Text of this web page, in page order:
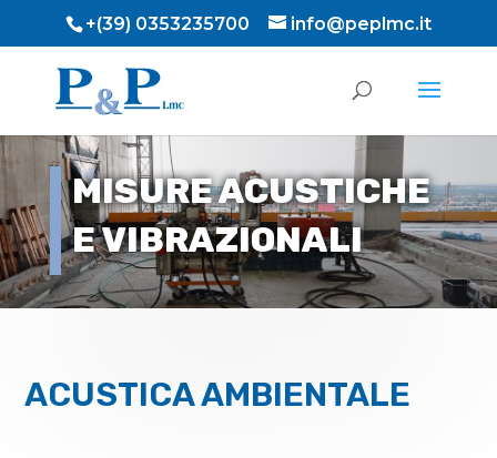
+(39) 0353235700 info@peplmc.it
MISURE ACUSTICHE
E VIBRAZIONALI
ACUSTICA AMBIENTALE